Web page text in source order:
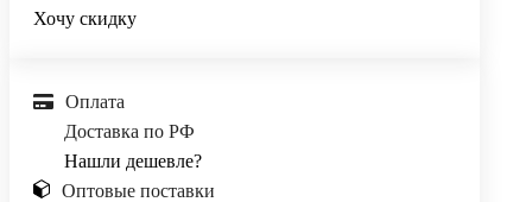
Хочу скидку
Оплата
Доставка по РФ
Нашли дешевле?
Оптовые поставки